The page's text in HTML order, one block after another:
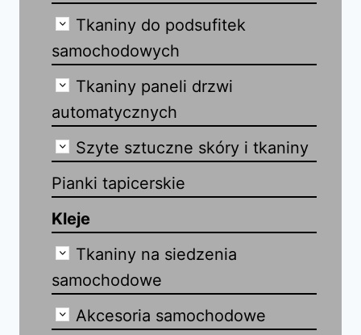
Tkaniny do podsufitek
samochodowych
Tkaniny paneli drzwi
automatycznych
Szyte sztuczne skóry i tkaniny
Pianki tapicerskie
Kleje
Tkaniny na siedzenia
samochodowe
Akcesoria samochodowe